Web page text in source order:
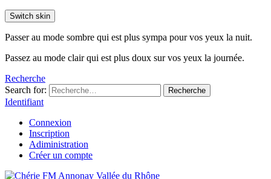
Switch skin
Passer au mode sombre qui est plus sympa pour vos yeux la nuit.
Passez au mode clair qui est plus doux sur vos yeux la journée.
Recherche
Search for:
Recherche
Identifiant
Connexion
Inscription
Adiministration
Créer un compte